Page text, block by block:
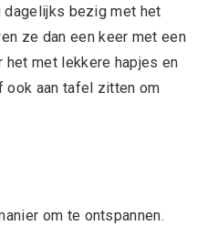
dagelijks bezig met het
ze dan een keer met een
het met lekkere hapjes en
ook aan tafel zitten om
om te ontspannen.